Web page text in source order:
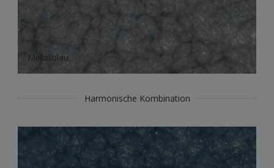
Metallblau
Harmonische Kombination